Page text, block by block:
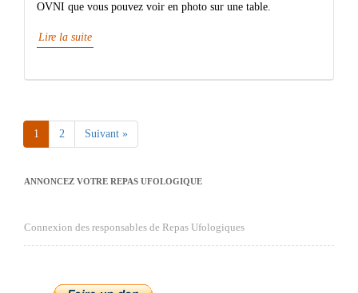
OVNI que vous pouvez voir en photo sur une table.
Lire la suite
Page
1 Page
2 Suivant »
ANNONCEZ VOTRE REPAS UFOLOGIQUE
Connexion des responsables de Repas Ufologiques